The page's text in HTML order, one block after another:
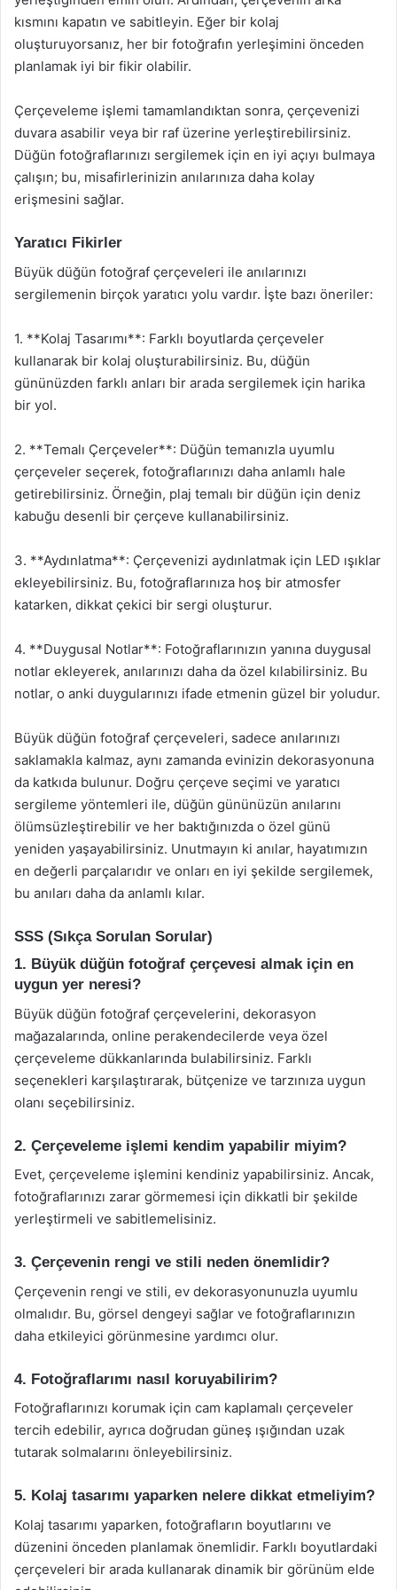
kısmını kapatın ve sabitleyin. Eğer bir kolaj
oluşturuyorsanız, her bir fotoğrafın yerleşimini önceden
planlamak iyi bir fikir olabilir.
Çerçeveleme işlemi tamamlandıktan sonra, çerçevenizi
duvara asabilir veya bir raf üzerine yerleştirebilirsiniz.
Düğün fotoğraflarınızı sergilemek için en iyi açıyı bulmaya
çalışın; bu, misafirlerinizin anılarınıza daha kolay
erişmesini sağlar.
Yaratıcı Fikirler
Büyük düğün fotoğraf çerçeveleri ile anılarınızı
sergilemenin birçok yaratıcı yolu vardır. İşte bazı öneriler:
1. **Kolaj Tasarımı**: Farklı boyutlarda çerçeveler
kullanarak bir kolaj oluşturabilirsiniz. Bu, düğün
gününüzden farklı anları bir arada sergilemek için harika
bir yol.
2. **Temalı Çerçeveler**: Düğün temanızla uyumlu
çerçeveler seçerek, fotoğraflarınızı daha anlamlı hale
getirebilirsiniz. Örneğin, plaj temalı bir düğün için deniz
kabuğu desenli bir çerçeve kullanabilirsiniz.
3. **Aydınlatma**: Çerçevenizi aydınlatmak için LED ışıklar
ekleyebilirsiniz. Bu, fotoğraflarınıza hoş bir atmosfer
katarken, dikkat çekici bir sergi oluşturur.
4. **Duygusal Notlar**: Fotoğraflarınızın yanına duygusal
notlar ekleyerek, anılarınızı daha da özel kılabilirsiniz. Bu
notlar, o anki duygularınızı ifade etmenin güzel bir yoludur.
Büyük düğün fotoğraf çerçeveleri, sadece anılarınızı
saklamakla kalmaz, aynı zamanda evinizin dekorasyonuna
da katkıda bulunur. Doğru çerçeve seçimi ve yaratıcı
sergileme yöntemleri ile, düğün gününüzün anılarını
ölümsüzleştirebilir ve her baktığınızda o özel günü
yeniden yaşayabilirsiniz. Unutmayın ki anılar, hayatımızın
en değerli parçalarıdır ve onları en iyi şekilde sergilemek,
bu anıları daha da anlamlı kılar.
SSS (Sıkça Sorulan Sorular)
1. Büyük düğün fotoğraf çerçevesi almak için en
uygun yer neresi?
Büyük düğün fotoğraf çerçevelerini, dekorasyon
mağazalarında, online perakendecilerde veya özel
çerçeveleme dükkanlarında bulabilirsiniz. Farklı
seçenekleri karşılaştırarak, bütçenize ve tarzınıza uygun
olanı seçebilirsiniz.
2. Çerçeveleme işlemi kendim yapabilir miyim?
Evet, çerçeveleme işlemini kendiniz yapabilirsiniz. Ancak,
fotoğraflarınızı zarar görmemesi için dikkatli bir şekilde
yerleştirmeli ve sabitlemelisiniz.
3. Çerçevenin rengi ve stili neden önemlidir?
Çerçevenin rengi ve stili, ev dekorasyonunuzla uyumlu
olmalıdır. Bu, görsel dengeyi sağlar ve fotoğraflarınızın
daha etkileyici görünmesine yardımcı olur.
4. Fotoğraflarımı nasıl koruyabilirim?
Fotoğraflarınızı korumak için cam kaplamalı çerçeveler
tercih edebilir, ayrıca doğrudan güneş ışığından uzak
tutarak solmalarını önleyebilirsiniz.
5. Kolaj tasarımı yaparken nelere dikkat etmeliyim?
Kolaj tasarımı yaparken, fotoğrafların boyutlarını ve
düzenini önceden planlamak önemlidir. Farklı boyutlardaki
çerçeveleri bir arada kullanarak dinamik bir görünüm elde